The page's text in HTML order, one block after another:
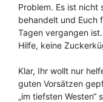
Problem. Es ist nicht
behandelt und Euch
Tagen vergangen
Hilfe, keine
Klar, Ihr wollt nur
guten Vorsätzen
„im tiefsten